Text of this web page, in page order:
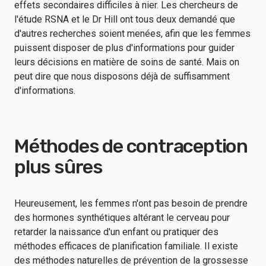
effets secondaires difficiles à nier. Les chercheurs de
l'étude RSNA et le Dr Hill ont tous deux demandé que
d'autres recherches soient menées, afin que les femmes
puissent disposer de plus d'informations pour guider
leurs décisions en matière de soins de santé. Mais on
peut dire que nous disposons déjà de suffisamment
d'informations.
Méthodes de contraception
plus sûres
Heureusement, les femmes n'ont pas besoin de prendre
des hormones synthétiques altérant le cerveau pour
retarder la naissance d'un enfant ou pratiquer des
méthodes efficaces de planification familiale. Il existe
des méthodes naturelles de prévention de la grossesse